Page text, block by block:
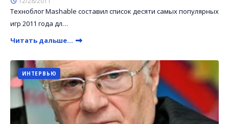
Техноблог Mashable составил список десяти самых популярных
игр 2011 года дл…
Читать дальше...
ИНТЕРВЬЮ